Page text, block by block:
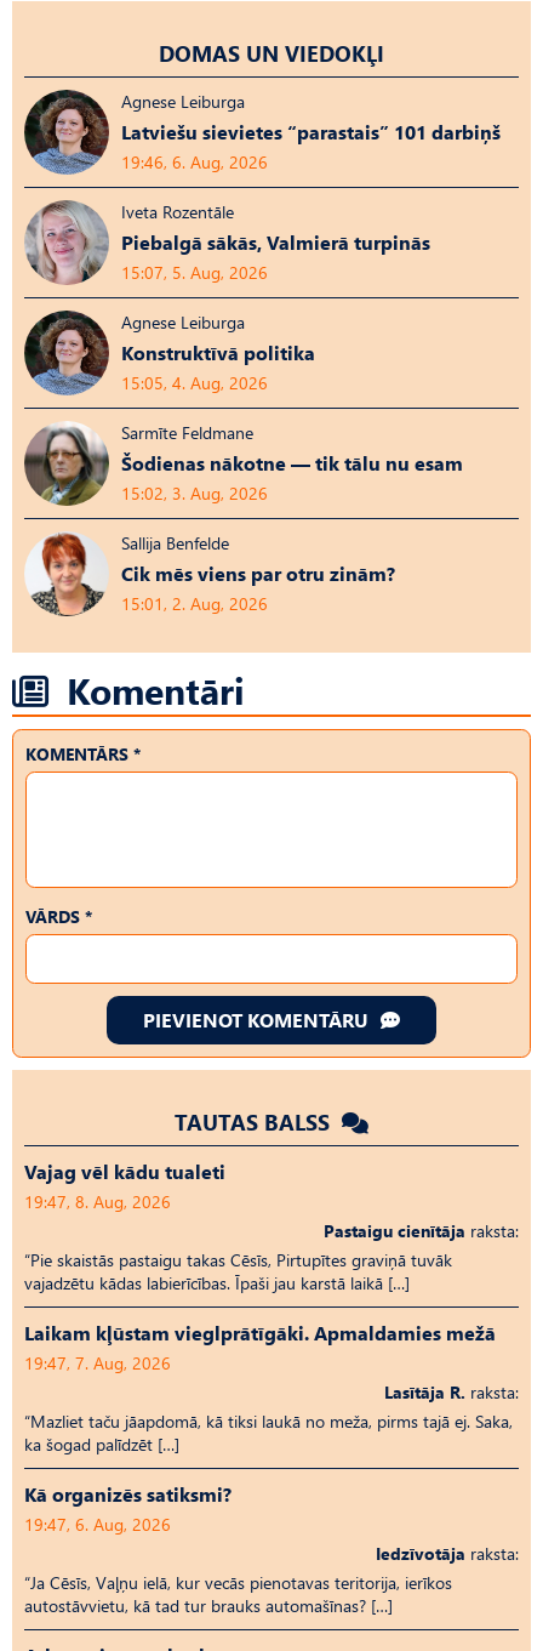
DOMAS UN VIEDOKĻI
Agnese Leiburga
Latviešu sievietes “parastais” 101 darbiņš
19:46, 6. Aug, 2026
Iveta Rozentāle
Piebalgā sākās, Valmierā turpinās
15:07, 5. Aug, 2026
Agnese Leiburga
Konstruktīvā politika
15:05, 4. Aug, 2026
Sarmīte Feldmane
Šodienas nākotne — tik tālu nu esam
15:02, 3. Aug, 2026
Sallija Benfelde
Cik mēs viens par otru zinām?
15:01, 2. Aug, 2026
Komentāri
KOMENTĀRS *
VĀRDS *
PIEVIENOT KOMENTĀRU
TAUTAS BALSS
Vajag vēl kādu tualeti
19:47, 8. Aug, 2026
Pastaigu cienītāja raksta:
“Pie skaistās pastaigu takas Cēsīs, Pirtupītes graviņā tuvāk
vajadzētu kādas labierīcības. Īpaši jau karstā laikā […]
Laikam kļūstam vieglprātīgāki. Apmaldamies mežā
19:47, 7. Aug, 2026
Lasītāja R. raksta:
“Mazliet taču jāapdomā, kā tiksi laukā no meža, pirms tajā ej. Saka,
ka šogad palīdzēt […]
Kā organizēs satiksmi?
19:47, 6. Aug, 2026
Iedzīvotāja raksta:
“Ja Cēsīs, Vaļņu ielā, kur vecās pienotavas teritorija, ierīkos
autostāvvietu, kā tad tur brauks automašīnas? […]